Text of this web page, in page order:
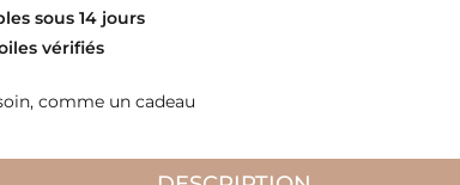
sous 14 jours
vérifiés
comme un cadeau